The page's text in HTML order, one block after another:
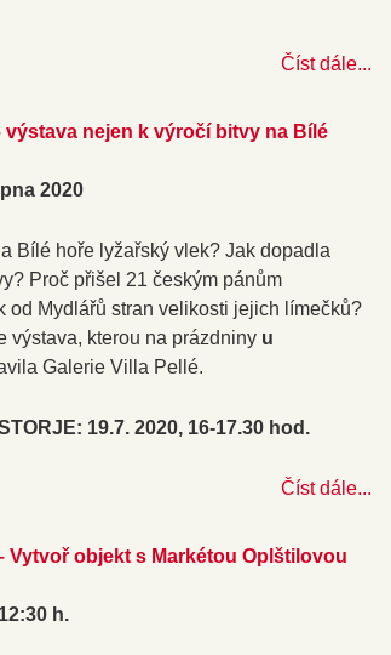
Číst dále...
výstava nejen k výročí bitvy na Bílé
2020
Bílé hoře lyžařský vlek? Jak dopadla
Proč přišel 21 českým pánům
od Mydlářů stran velikosti jejich límečků?
výstava, kterou na prázdniny u
Galerie Villa Pellé.
19.7. 2020, 16-17.30 hod.
Číst dále...
Vytvoř objekt s Markétou Oplštilovou
h.